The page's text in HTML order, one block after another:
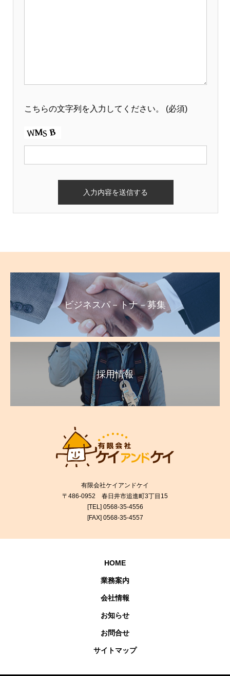
こちらの文字列を入力してください。 (必須)
ビジネスパ－トナ－募集
採用情報
有限会社ケイアンドケイ
〒486-0952 春日井市追進町3丁目15
[TEL] 0568-35-4556
[FAX] 0568-35-4557
HOME
業務案内
会社情報
お知らせ
お問合せ
サイトマップ